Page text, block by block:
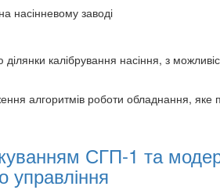
насінневому заводі
ділянки калібрування насіння, з
алгоритмів роботи обладнання, яке
СГП-1 та
управління